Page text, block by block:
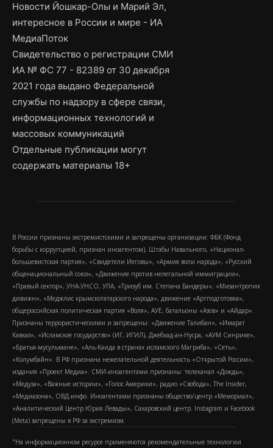
Новости Йошкар-Олы и Марий Эл,
интересное в России и мире - ИА
МедиаПоток
Свидетельство о регистрации СМИ
ИА № ФС 77 - 82389 от 30 декабря
2021 года выдано Федеральной
службы по надзору в сфере связи,
информационных технологий и
массовых коммуникаций
Отдельные публикации могут
содержать материалы 18+
В России признаны экстремистскими и запрещены организации: ФБК (Фонд
борьбы с коррупцией, признан иноагентом), Штабы Навального, «Национал-
большевистская партия», «Свидетели Иеговы», «Армия воли народа», «Русский
общенациональный союз», «Движение против нелегальной иммиграции»,
«Правый сектор», УНА-УНСО, УПА, «Тризуб им. Степана Бандеры», «Мизантропик
дивижн», «Меджлис крымскотатарского народа», движение «Артподготовка»,
общероссийская политическая партия «Воля», АУЕ, батальоны «Азов» и «Айдар».
Признаны террористическими и запрещены: «Движение Талибан», «Имарат
Кавказ», «Исламское государство» (ИГ, ИГИЛ), Джебхад-ан-Нусра, «АУМ Синрике»,
«Братья-мусульмане», «Аль-Каида в странах исламского Магриба», «Сеть»,
«Колумбайн». В РФ признана нежелательной деятельность «Открытой России»,
издания «Проект Медиа». СМИ-иноагентами признаны: телеканал «Дождь»,
«Медуза», «Важные истории», «Голос Америки», радио «Свобода», The Insider,
«Медиазона», ОВД-инфо. Иноагентами признаны общество/центр «Мемориал»,
«Аналитический Центр Юрия Левады», Сахаровский центр. Instagram и Facebook
(Metа) запрещены в РФ за экстремизм.
"На информационном ресурсе применяются рекомендательные технологии